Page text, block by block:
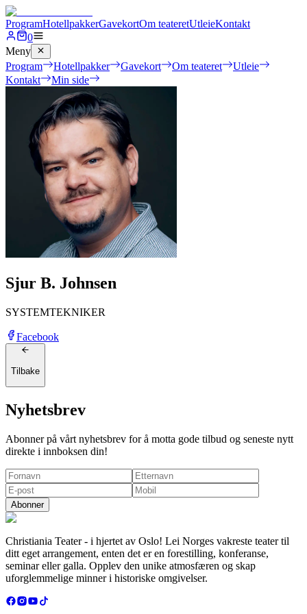
ProgramHotellpakkerGavekortOm teateretUtleieKontakt
0
Meny
Program
Hotellpakker Gavekort Om teateret
Utleie
Kontakt
Min side
Sjur B. Johnsen
SYSTEMTEKNIKER
Facebook
Tilbake
Nyhetsbrev
Abonner på vårt nyhetsbrev for å motta gode tilbud og seneste nytt
direkte i innboksen din!
Abonner
Christiania Teater - i hjertet av Oslo! Lei Norges vakreste teater til
ditt eget arrangement, enten det er en forestilling, konferanse,
seminar eller galla. Opplev den unike atmosfæren og skap
uforglemmelige minner i historiske omgivelser.